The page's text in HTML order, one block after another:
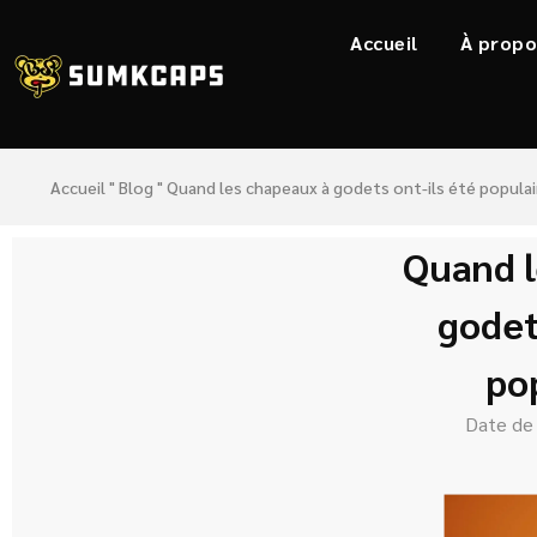
Accueil À
Accueil " Blog " Quand les chapeaux à godets ont-ils été
Quand
Date